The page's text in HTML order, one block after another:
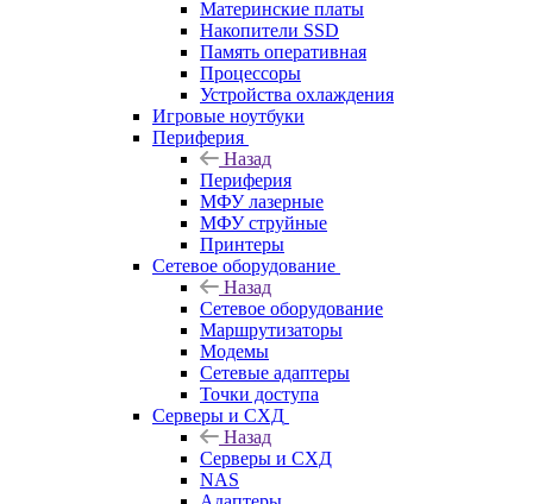
Материнские платы
Накопители SSD
Память оперативная
Процессоры
Устройства охлаждения
Игровые ноутбуки
Периферия
Назад
Периферия
МФУ лазерные
МФУ струйные
Принтеры
Сетевое оборудование
Назад
Сетевое оборудование
Маршрутизаторы
Модемы
Сетевые адаптеры
Точки доступа
Серверы и СХД
Назад
Серверы и СХД
NAS